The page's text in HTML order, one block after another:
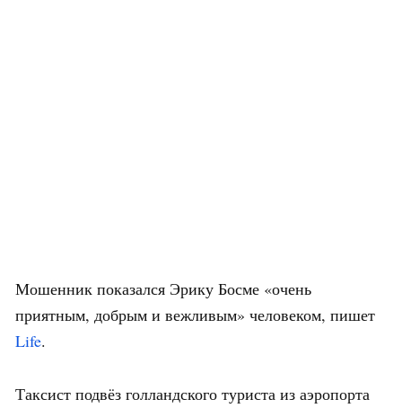
Мошенник показался Эрику Босме «очень
приятным, добрым и вежливым» человеком, пишет
Life.
Таксист подвёз голландского туриста из аэропорта